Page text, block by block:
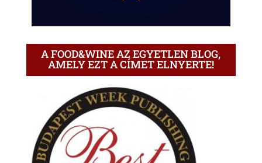
A FOOD&WINE AZ EGYETLEN BLOG,
AMELY EZT A CÍMET ELNYERTE!